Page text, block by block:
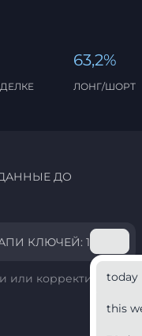
63,2%
ЛОНГ/ШОРТ
ДО
КЛЮЧЕЙ: 1
today
this
или корректировать